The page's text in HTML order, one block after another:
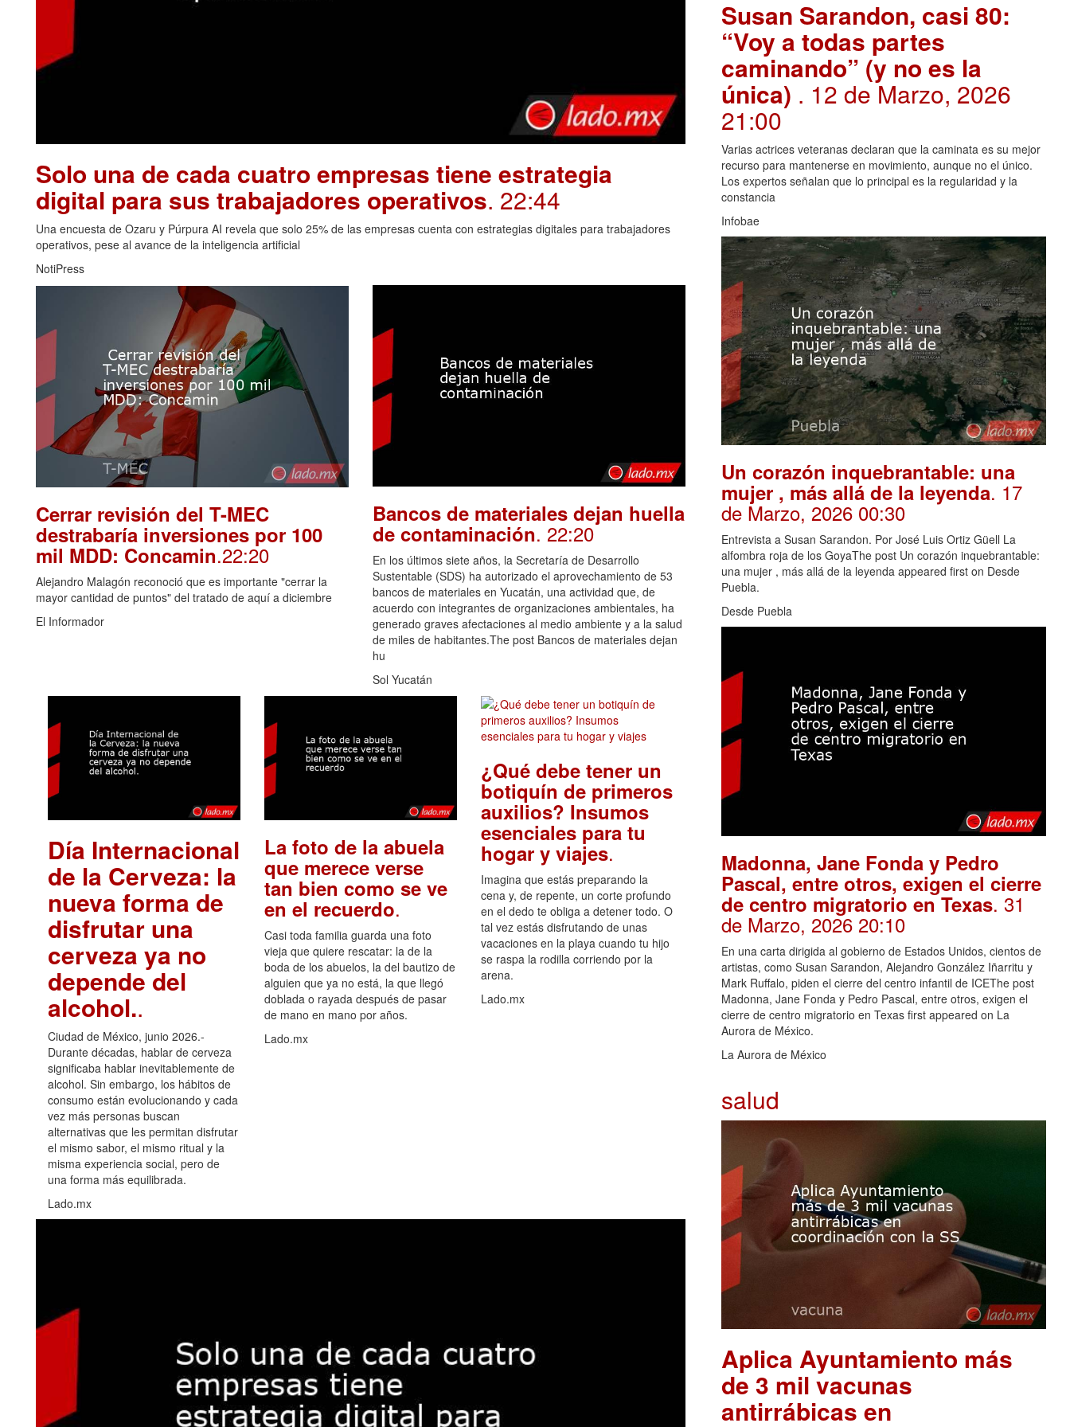
Solo una de cada cuatro empresas tiene estrategia
digital para sus trabajadores operativos. 22:44
Una encuesta de Ozaru y Púrpura AI revela que solo 25% de las empresas cuenta con estrategias digitales para trabajadores
operativos, pese al avance de la inteligencia artificial
NotiPress
Cerrar revisión del T-MEC
destrabaría inversiones por 100
mil MDD: Concamin.22:20
Alejandro Malagón reconoció que es importante "cerrar la
mayor cantidad de puntos" del tratado de aquí a diciembre
El Informador
Bancos de materiales dejan huella
de contaminación. 22:20
En los últimos siete años, la Secretaría de Desarrollo
Sustentable (SDS) ha autorizado el aprovechamiento de 53
bancos de materiales en Yucatán, una actividad que, de
acuerdo con integrantes de organizaciones ambientales, ha
generado graves afectaciones al medio ambiente y a la salud
de miles de habitantes.The post Bancos de materiales dejan
hu
Sol Yucatán
Día Internacional
de la Cerveza: la
nueva forma de
disfrutar una
cerveza ya no
depende del
alcohol..
Ciudad de México, junio 2026.-
Durante décadas, hablar de cerveza
significaba hablar inevitablemente de
alcohol. Sin embargo, los hábitos de
consumo están evolucionando y cada
vez más personas buscan
alternativas que les permitan disfrutar
el mismo sabor, el mismo ritual y la
misma experiencia social, pero de
una forma más equilibrada.
Lado.mx
La foto de la abuela
que merece verse
tan bien como se ve
en el recuerdo.
Casi toda familia guarda una foto
vieja que quiere rescatar: la de la
boda de los abuelos, la del bautizo de
alguien que ya no está, la que llegó
doblada o rayada después de pasar
de mano en mano por años.
Lado.mx
¿Qué debe tener un
botiquín de primeros
auxilios? Insumos
esenciales para tu
hogar y viajes.
Imagina que estás preparando la
cena y, de repente, un corte profundo
en el dedo te obliga a detener todo. O
tal vez estás disfrutando de unas
vacaciones en la playa cuando tu hijo
se raspa la rodilla corriendo por la
arena.
Lado.mx
Susan Sarandon, casi 80:
“Voy a todas partes
caminando” (y no es la
única) . 12 de Marzo, 2026
21:00
Varias actrices veteranas declaran que la caminata es su mejor
recurso para mantenerse en movimiento, aunque no el único.
Los expertos señalan que lo principal es la regularidad y la
constancia
Infobae
Un corazón inquebrantable: una
mujer , más allá de la leyenda. 17
de Marzo, 2026 00:30
Entrevista a Susan Sarandon. Por José Luis Ortiz Güell La
alfombra roja de los GoyaThe post Un corazón inquebrantable:
una mujer , más allá de la leyenda appeared first on Desde
Puebla.
Desde Puebla
Madonna, Jane Fonda y Pedro
Pascal, entre otros, exigen el cierre
de centro migratorio en Texas. 31
de Marzo, 2026 20:10
En una carta dirigida al gobierno de Estados Unidos, cientos de
artistas, como Susan Sarandon, Alejandro González Iñarritu y
Mark Ruffalo, piden el cierre del centro infantil de ICEThe post
Madonna, Jane Fonda y Pedro Pascal, entre otros, exigen el
cierre de centro migratorio en Texas first appeared on La
Aurora de México.
La Aurora de México
salud
Aplica Ayuntamiento más
de 3 mil vacunas
antirrábicas en